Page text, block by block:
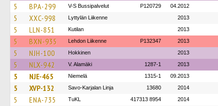
5 BPA-299 V-S Bussipalvelut P120729 04.2012
5 XXC-998 Lyttylän Liikenne 2013
5 LLN-851 Kutilan 2013
5 BXN-935 Lehdon Liikenne P132347 2013
5 NJH-100 Hokkinen 2013
5 NLX-942 V. Alamäki 1287-1 2013
5 NJE-465 Niemelä 1315-1 09.2013
5 XVP-132 Savo-Karjalan Linja 13680 2014
5 ENA-735 TuKL 417313 8954 2014